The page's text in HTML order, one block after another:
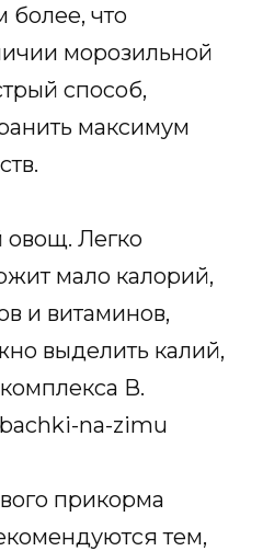
более, что
морозильной
способ,
максимум
овощ. Легко
мало калорий,
и витаминов,
выделить калий,
В.
прикорма
тем,